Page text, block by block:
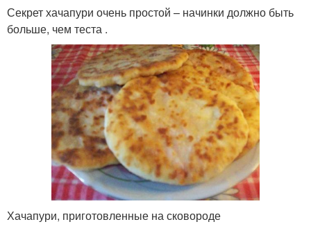
Секрет хачапури очень простой – начинки должно быть
больше, чем теста .
Хачапури, приготовленные на сковороде